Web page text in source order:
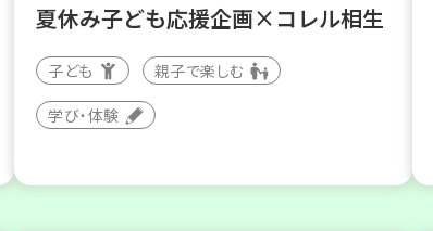
夏休み子ども応援企画×コレル相生
子ども 親子で楽しむ
学び・体験